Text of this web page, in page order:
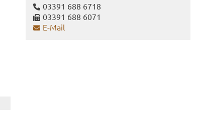
03391 688 6718
03391 688 6071
E-​Mail